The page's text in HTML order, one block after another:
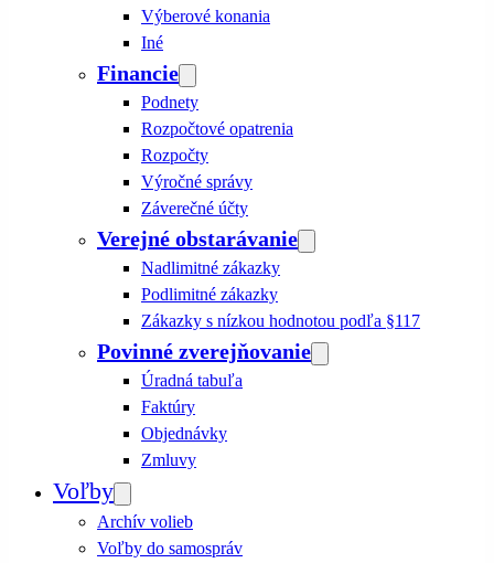
Výberové konania
Iné
Financie
Podnety
Rozpočtové opatrenia
Rozpočty
Výročné správy
Záverečné účty
Verejné obstarávanie
Nadlimitné zákazky
Podlimitné zákazky
Zákazky s nízkou hodnotou podľa §117
Povinné zverejňovanie
Úradná tabuľa
Faktúry
Objednávky
Zmluvy
Voľby
Archív volieb
Voľby do samospráv